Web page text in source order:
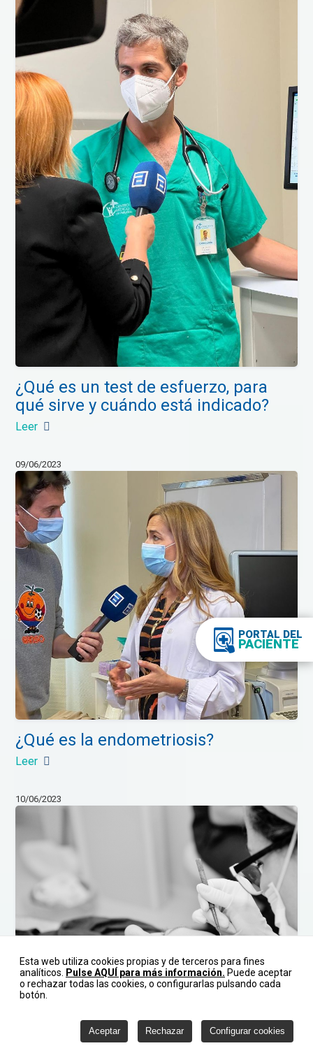
PORTAL DEL
PACIENTE
¿Qué es un test de esfuerzo, para
qué sirve y cuándo está indicado?
Leer
09/06/2023
¿Qué es la endometriosis?
Leer
10/06/2023
Esta web utiliza cookies propias y de terceros para fines
analíticos.
Pulse AQUÍ para más información. Puede aceptar
o rechazar todas las cookies, o configurarlas pulsando cada
botón.
Aceptar Rechazar Configurar cookies